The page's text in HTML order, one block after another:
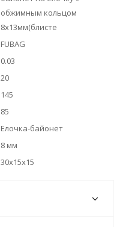
обжимным кольцом
8х13мм(блисте
FUBAG
0.03
20
145
85
Елочка-байонет
8 мм
30х15х15